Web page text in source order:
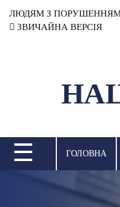
ЛЮДЯМ З
ЗВИЧАЙНА ВЕРСІЯ
НАУКОВА ДІЯЛЬНІСТЬ
МІЖНАРОДНА ДІЯЛЬНІСТЬ
ВСТУПНА КАМПАНІЯ
☰ ГОЛОВНА